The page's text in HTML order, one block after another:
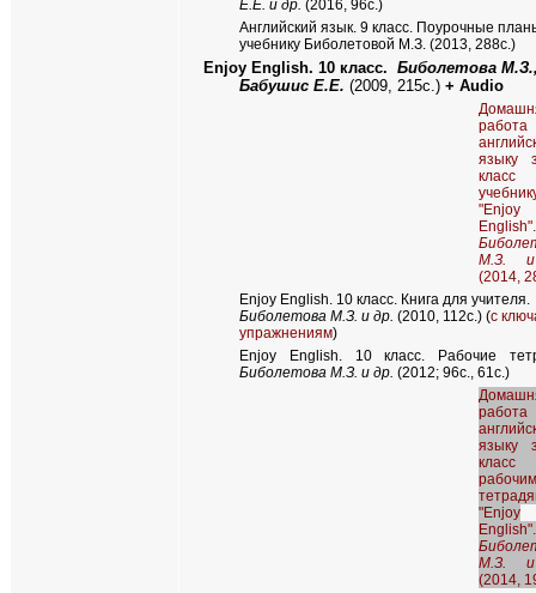
Е.Е. и др. (2016, 96с.)
Английский язык. 9 класс. Поурочные
учебнику Биболетовой М.З. (2013, 288с.)
Enjoy English. 10 класс. Биболетова
Бабушис Е.Е. (2009, 215с.) + Audio
языку
"Enjoy
English".
М.З.
(2014,
Enjoy English. 10 класс. Книга для учителя.
Биболетова М.З. и др. (2010, 112с.) (с
упражнениям)
Enjoy English.10 класс. Рабочие
Биболетова М.З. и др. (2012; 96с., 61с.)
языку
рабочим
"Enjoy
English".
М.З.
(2014,